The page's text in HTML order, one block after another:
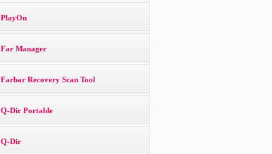
PlayOn
Far Manager
Farbar Recovery Scan Tool
Q-Dir Portable
Q-Dir